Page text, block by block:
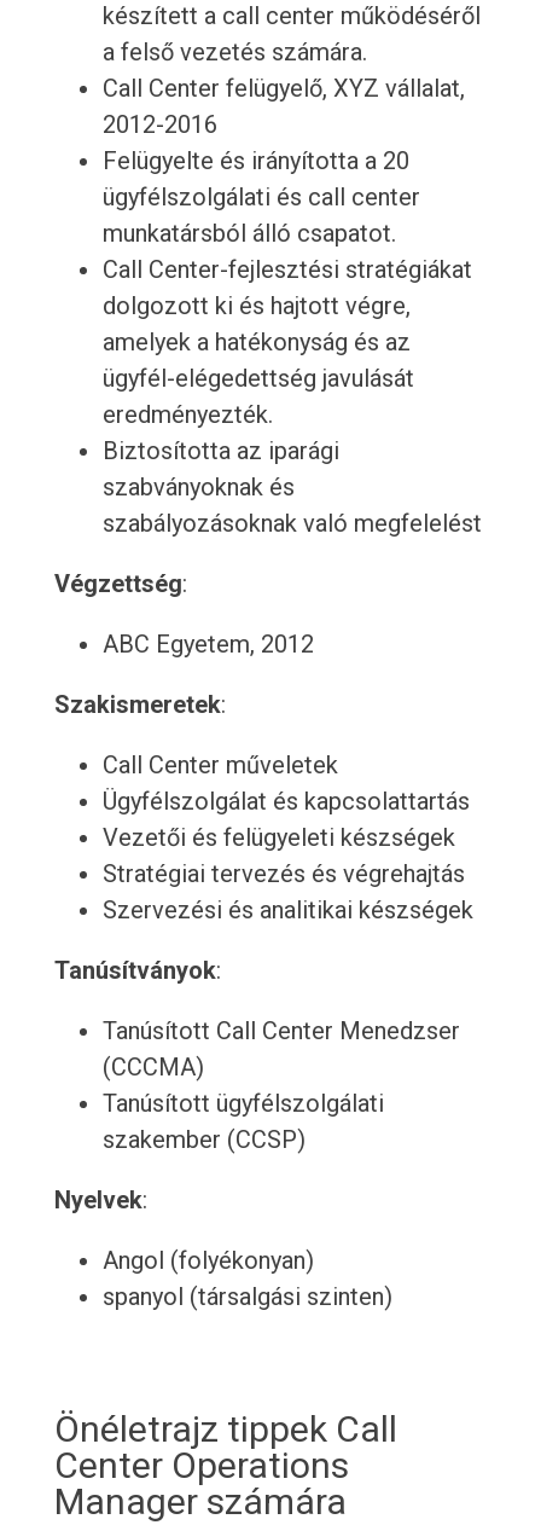
készített a call center működéséről
a felső vezetés számára.
Call Center felügyelő, XYZ vállalat,
2012-2016
Felügyelte és irányította a 20
ügyfélszolgálati és call center
munkatársból álló csapatot.
Call Center-fejlesztési stratégiákat
dolgozott ki és hajtott végre,
amelyek a hatékonyság és az
ügyfél-elégedettség javulását
eredményezték.
Biztosította az iparági
szabványoknak és
szabályozásoknak való megfelelést
Végzettség:
ABC Egyetem, 2012
Szakismeretek:
Call Center műveletek
Ügyfélszolgálat és kapcsolattartás
Vezetői és felügyeleti készségek
Stratégiai tervezés és végrehajtás
Szervezési és analitikai készségek
Tanúsítványok:
Tanúsított Call Center Menedzser
(CCCMA)
Tanúsított ügyfélszolgálati
szakember (CCSP)
Nyelvek:
Angol (folyékonyan)
spanyol (társalgási szinten)
Önéletrajz tippek Call
Center Operations
Manager számára